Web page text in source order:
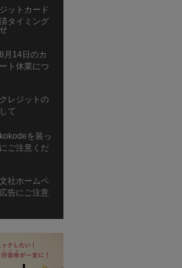
ットカード
タイミング
月14日のカ
ト休業につ
レジットの
て
を装っ
ご注意くだ
社ホームペ
告にご注意